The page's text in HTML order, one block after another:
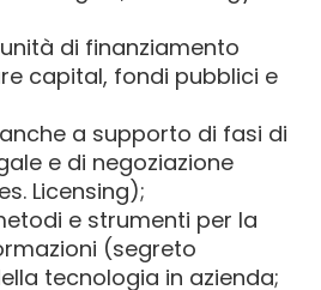
di finanziamento
capital, fondi pubblici e
a supporto di fasi di
e di negoziazione
Licensing);
e strumenti per la
(segreto
tecnologia in azienda;